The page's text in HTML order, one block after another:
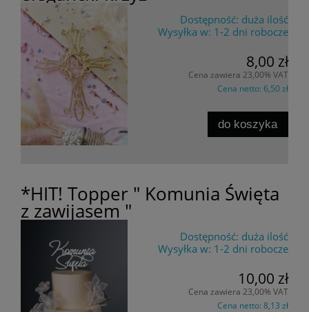
Dostępność: duża ilość
Wysyłka w: 1-2 dni robocze
8,00 zł
Cena zawiera 23,00% VAT
Cena netto: 6,50 zł
do koszyka
*HIT! Topper " Komunia Święta
z zawijasem "
Dostępność: duża ilość
Wysyłka w: 1-2 dni robocze
10,00 zł
Cena zawiera 23,00% VAT
Cena netto: 8,13 zł